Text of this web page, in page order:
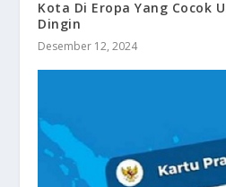
Kota Di Eropa Yang Cocok
Dingin
Desember 12, 2024